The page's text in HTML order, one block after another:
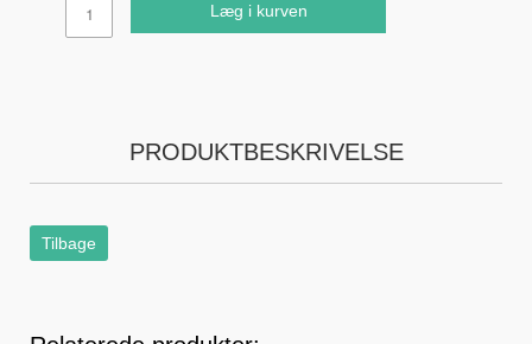
Læg i kurven
PRODUKTBESKRIVELSE
Tilbage